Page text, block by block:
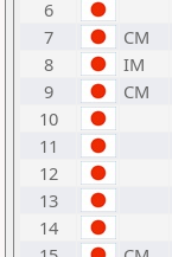
6
7
CM
8
IM
9
CM
10
11
12
13
14